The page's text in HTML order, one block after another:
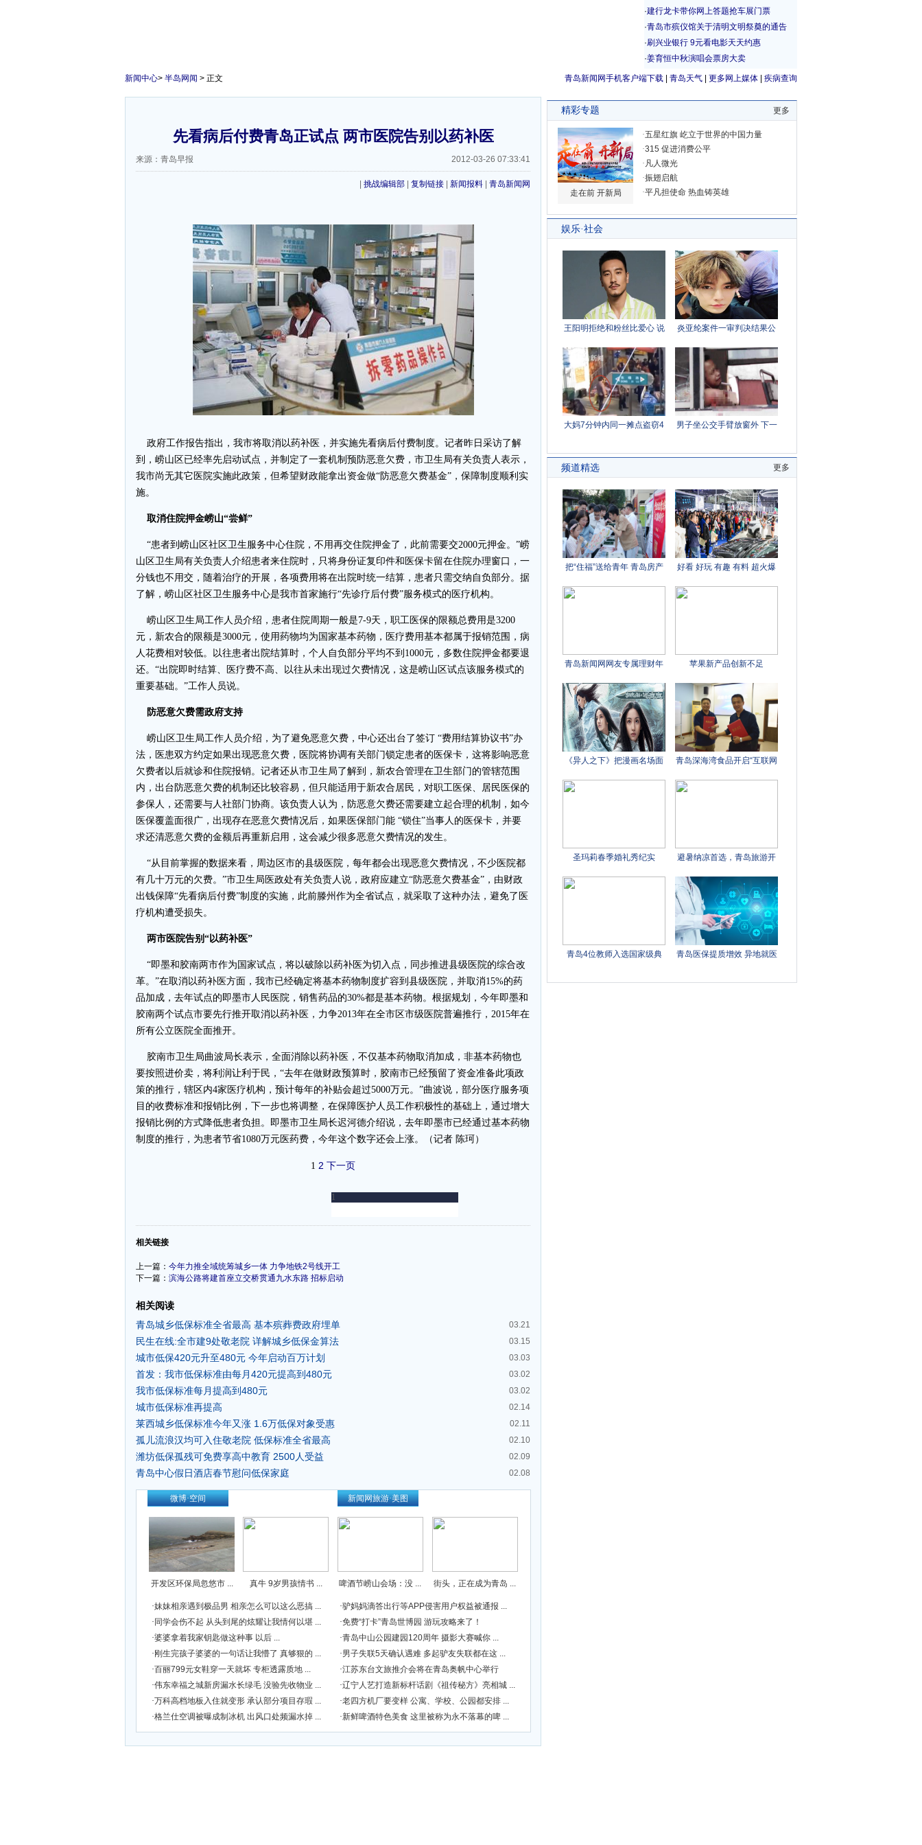
青岛新闻网手机客户端下载 青岛天气 更多网上媒体 疾病查询
新闻中心> 半岛网闻 > 正文
先看病后付费青岛正试点 两市医院告别以药补医
来源：青岛早报 2012-03-26 07:33:41
挑战编辑部 复制链接 新闻报料 青岛新闻网
政府工作报告指出，我市将取消以药补医，并实施先看病后付费制度。记者昨日采访了解
到，崂山区已经率先启动试点，并制定了一套机制预防恶意欠费，市卫生局有关负责人表示，
我市尚无其它医院实施此政策，但希望财政能拿出资金做“防恶意欠费基金”，保障制度顺利实
施。
取消住院押金崂山“尝鲜”
“患者到崂山区社区卫生服务中心住院，不用再交住院押金了，此前需要交2000元押金。”崂
山区卫生局有关负责人介绍患者来住院时，只将身份证复印件和医保卡留在住院办理窗口，一
分钱也不用交，随着治疗的开展，各项费用将在出院时统一结算，患者只需交纳自负部分。据
了解，崂山区社区卫生服务中心是我市首家施行“先诊疗后付费”服务模式的医疗机构。
崂山区卫生局工作人员介绍，患者住院周期一般是7-9天，职工医保的限额总费用是3200
元，新农合的限额是3000元，使用药物均为国家基本药物，医疗费用基本都属于报销范围，病
人花费相对较低。以往患者出院结算时，个人自负部分平均不到1000元，多数住院押金都要退
还。“出院即时结算、医疗费不高、以往从未出现过欠费情况，这是崂山区试点该服务模式的
重要基础。”工作人员说。
防恶意欠费需政府支持
崂山区卫生局工作人员介绍，为了避免恶意欠费，中心还出台了签订 “费用结算协议书”办
法，医患双方约定如果出现恶意欠费，医院将协调有关部门锁定患者的医保卡，这将影响恶意
欠费者以后就诊和住院报销。记者还从市卫生局了解到，新农合管理在卫生部门的管辖范围
内，出台防恶意欠费的机制还比较容易，但只能适用于新农合居民，对职工医保、居民医保的
参保人，还需要与人社部门协商。该负责人认为，防恶意欠费还需要建立起合理的机制，如今
医保覆盖面很广，出现存在恶意欠费情况后，如果医保部门能 “锁住”当事人的医保卡，并要
求还清恶意欠费的金额后再重新启用，这会减少很多恶意欠费情况的发生。
“从目前掌握的数据来看，周边区市的县级医院，每年都会出现恶意欠费情况，不少医院都
有几十万元的欠费。”市卫生局医政处有关负责人说，政府应建立“防恶意欠费基金”，由财政
出钱保障“先看病后付费”制度的实施，此前滕州作为全省试点，就采取了这种办法，避免了医
疗机构遭受损失。
两市医院告别“以药补医”
“即墨和胶南两市作为国家试点，将以破除以药补医为切入点，同步推进县级医院的综合改
革。”在取消以药补医方面，我市已经确定将基本药物制度扩容到县级医院，并取消15%的药
品加成，去年试点的即墨市人民医院，销售药品的30%都是基本药物。根据规划，今年即墨和
胶南两个试点市要先行推开取消以药补医，力争2013年在全市区市级医院普遍推行，2015年在
所有公立医院全面推开。
胶南市卫生局曲波局长表示，全面消除以药补医，不仅基本药物取消加成，非基本药物也
要按照进价卖，将利润让利于民，“去年在做财政预算时，胶南市已经预留了资金准备此项政
策的推行，辖区内4家医疗机构，预计每年的补贴会超过5000万元。”曲波说，部分医疗服务项
目的收费标准和报销比例，下一步也将调整，在保障医护人员工作积极性的基础上，通过增大
报销比例的方式降低患者负担。即墨市卫生局长迟河德介绍说，去年即墨市已经通过基本药物
制度的推行，为患者节省1080万元医药费，今年这个数字还会上涨。（记者 陈珂）
1 2 下一页
-
相关链接
上一篇： 今年力推全域统筹城乡一体 力争地铁2号线开工
下一篇： 滨海公路将建首座立交桥贯通九水东路 招标启动
相关阅读
03.21
青岛城乡低保标准全省最高 基本殡葬费政府埋单
03.15
民生在线:全市建9处敬老院 详解城乡低保金算法
03.03
城市低保420元升至480元 今年启动百万计划
03.02
首发：我市低保标准由每月420元提高到480元
03.02
我市低保标准每月提高到480元
02.14
城市低保标准再提高
02.11
莱西城乡低保标准今年又涨 1.6万低保对象受惠
02.10
孤儿流浪汉均可入住敬老院 低保标准全省最高
02.09
潍坊低保孤残可免费享高中教育 2500人受益
02.08
青岛中心假日酒店春节慰问低保家庭